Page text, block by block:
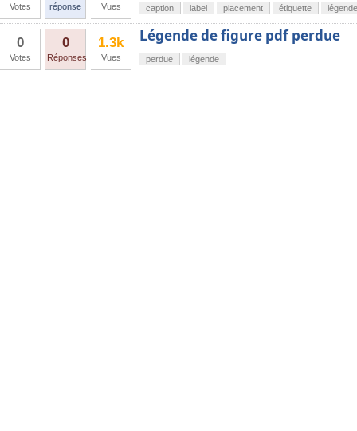
Votes réponse Vues caption label placement étiquette légende
0
Votes
0
Réponses
1.3k
Vues
Légende de figure pdf perdue
perdue légende